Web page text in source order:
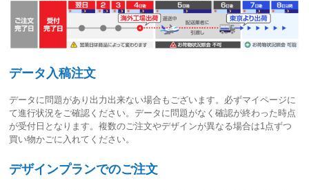
データ入稿注文
データに問題があり出力出来ない場合もございます。必ずマイページに
て進行状況をご確認ください。データに問題がなく確認が終わった時点
が受付日 となります。複数のご注文やデザインが異なる場合は1点ずつ
買い物かごに入れてください。
デザインプランでのご注文